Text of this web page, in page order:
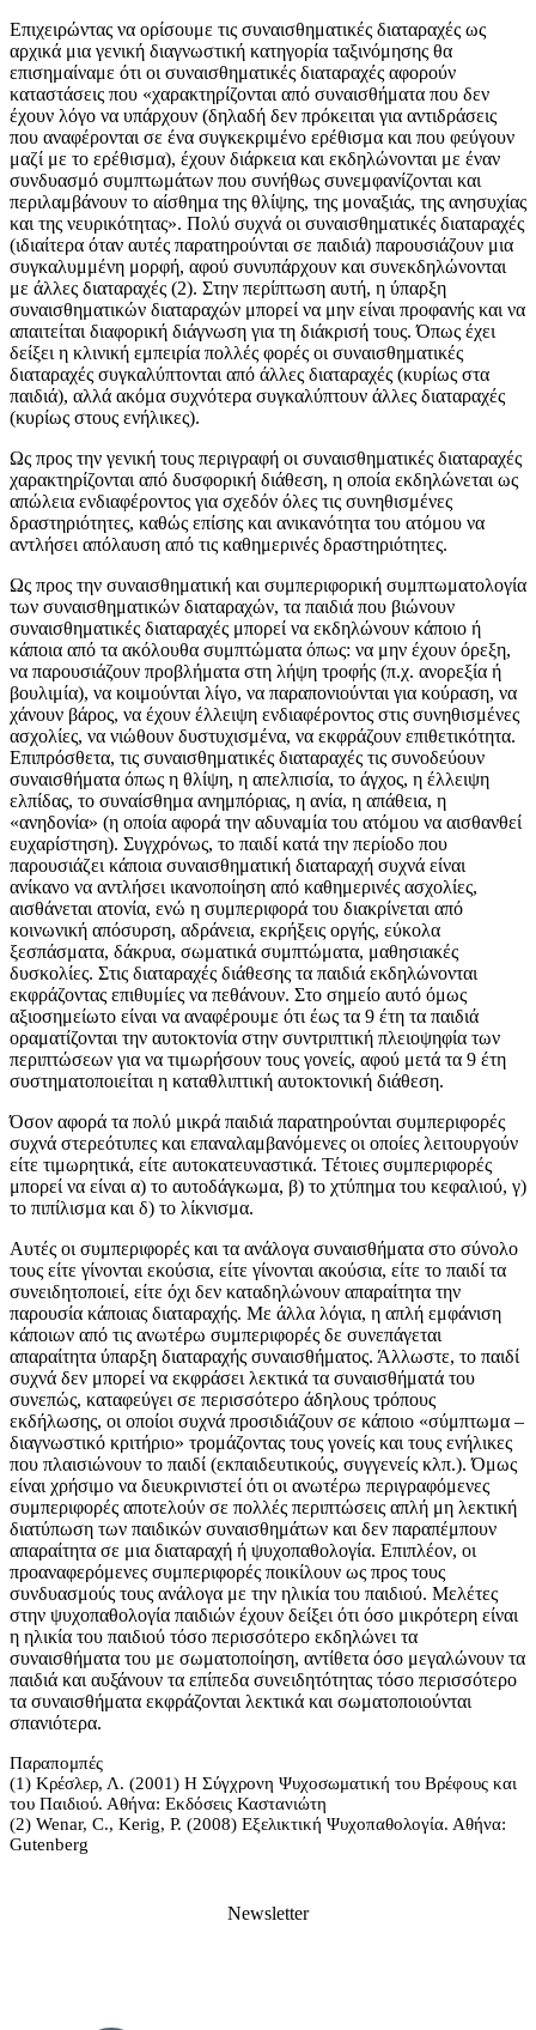
Επιχειρώντας να ορίσουμε τις συναισθηματικές διαταραχές ως
αρχικά μια γενική διαγνωστική κατηγορία ταξινόμησης θα
επισημαίναμε ότι οι συναισθηματικές διαταραχές αφορούν
καταστάσεις που «χαρακτηρίζονται από συναισθήματα που δεν
έχουν λόγο να υπάρχουν (δηλαδή δεν πρόκειται για αντιδράσεις
που αναφέρονται σε ένα συγκεκριμένο ερέθισμα και που φεύγουν
μαζί με το ερέθισμα), έχουν διάρκεια και εκδηλώνονται με έναν
συνδυασμό συμπτωμάτων που συνήθως συνεμφανίζονται και
περιλαμβάνουν το αίσθημα της θλίψης, της μοναξιάς, της ανησυχίας
και της νευρικότητας». Πολύ συχνά οι συναισθηματικές διαταραχές
(ιδιαίτερα όταν αυτές παρατηρούνται σε παιδιά) παρουσιάζουν μια
συγκαλυμμένη μορφή, αφού συνυπάρχουν και συνεκδηλώνονται
με άλλες διαταραχές (2). Στην περίπτωση αυτή, η ύπαρξη
συναισθηματικών διαταραχών μπορεί να μην είναι προφανής και να
απαιτείται διαφορική διάγνωση για τη διάκρισή τους. Όπως έχει
δείξει η κλινική εμπειρία πολλές φορές οι συναισθηματικές
διαταραχές συγκαλύπτονται από άλλες διαταραχές (κυρίως στα
παιδιά), αλλά ακόμα συχνότερα συγκαλύπτουν άλλες διαταραχές
(κυρίως στους ενήλικες).
Ως προς την γενική τους περιγραφή οι συναισθηματικές διαταραχές
χαρακτηρίζονται από δυσφορική διάθεση, η οποία εκδηλώνεται ως
απώλεια ενδιαφέροντος για σχεδόν όλες τις συνηθισμένες
δραστηριότητες, καθώς επίσης και ανικανότητα του ατόμου να
αντλήσει απόλαυση από τις καθημερινές δραστηριότητες.
Ως προς την συναισθηματική και συμπεριφορική συμπτωματολογία
των συναισθηματικών διαταραχών, τα παιδιά που βιώνουν
συναισθηματικές διαταραχές μπορεί να εκδηλώνουν κάποιο ή
κάποια από τα ακόλουθα συμπτώματα όπως: να μην έχουν όρεξη,
να παρουσιάζουν προβλήματα στη λήψη τροφής (π.χ. ανορεξία ή
βουλιμία), να κοιμούνται λίγο, να παραπονιούνται για κούραση, να
χάνουν βάρος, να έχουν έλλειψη ενδιαφέροντος στις συνηθισμένες
ασχολίες, να νιώθουν δυστυχισμένα, να εκφράζουν επιθετικότητα.
Επιπρόσθετα, τις συναισθηματικές διαταραχές τις συνοδεύουν
συναισθήματα όπως η θλίψη, η απελπισία, το άγχος, η έλλειψη
ελπίδας, το συναίσθημα ανημπόριας, η ανία, η απάθεια, η
«ανηδονία» (η οποία αφορά την αδυναμία του ατόμου να αισθανθεί
ευχαρίστηση). Συγχρόνως, το παιδί κατά την περίοδο που
παρουσιάζει κάποια συναισθηματική διαταραχή συχνά είναι
ανίκανο να αντλήσει ικανοποίηση από καθημερινές ασχολίες,
αισθάνεται ατονία, ενώ η συμπεριφορά του διακρίνεται από
κοινωνική απόσυρση, αδράνεια, εκρήξεις οργής, εύκολα
ξεσπάσματα, δάκρυα, σωματικά συμπτώματα, μαθησιακές
δυσκολίες. Στις διαταραχές διάθεσης τα παιδιά εκδηλώνονται
εκφράζοντας επιθυμίες να πεθάνουν. Στο σημείο αυτό όμως
αξιοσημείωτο είναι να αναφέρουμε ότι έως τα 9 έτη τα παιδιά
οραματίζονται την αυτοκτονία στην συντριπτική πλειοψηφία των
περιπτώσεων για να τιμωρήσουν τους γονείς, αφού μετά τα 9 έτη
συστηματοποιείται η καταθλιπτική αυτοκτονική διάθεση.
Όσον αφορά τα πολύ μικρά παιδιά παρατηρούνται συμπεριφορές
συχνά στερεότυπες και επαναλαμβανόμενες οι οποίες λειτουργούν
είτε τιμωρητικά, είτε αυτοκατευναστικά. Τέτοιες συμπεριφορές
μπορεί να είναι α) το αυτοδάγκωμα, β) το χτύπημα του κεφαλιού, γ)
το πιπίλισμα και δ) το λίκνισμα.
Αυτές οι συμπεριφορές και τα ανάλογα συναισθήματα στο σύνολο
τους είτε γίνονται εκούσια, είτε γίνονται ακούσια, είτε το παιδί τα
συνειδητοποιεί, είτε όχι δεν καταδηλώνουν απαραίτητα την
παρουσία κάποιας διαταραχής. Με άλλα λόγια, η απλή εμφάνιση
κάποιων από τις ανωτέρω συμπεριφορές δε συνεπάγεται
απαραίτητα ύπαρξη διαταραχής συναισθήματος. Άλλωστε, το παιδί
συχνά δεν μπορεί να εκφράσει λεκτικά τα συναισθήματά του
συνεπώς, καταφεύγει σε περισσότερο άδηλους τρόπους
εκδήλωσης, οι οποίοι συχνά προσιδιάζουν σε κάποιο «σύμπτωμα –
διαγνωστικό κριτήριο» τρομάζοντας τους γονείς και τους ενήλικες
που πλαισιώνουν το παιδί (εκπαιδευτικούς, συγγενείς κλπ.). Όμως
είναι χρήσιμο να διευκρινιστεί ότι οι ανωτέρω περιγραφόμενες
συμπεριφορές αποτελούν σε πολλές περιπτώσεις απλή μη λεκτική
διατύπωση των παιδικών συναισθημάτων και δεν παραπέμπουν
απαραίτητα σε μια διαταραχή ή ψυχοπαθολογία. Επιπλέον, οι
προαναφερόμενες συμπεριφορές ποικίλουν ως προς τους
συνδυασμούς τους ανάλογα με την ηλικία του παιδιού. Μελέτες
στην ψυχοπαθολογία παιδιών έχουν δείξει ότι όσο μικρότερη είναι
η ηλικία του παιδιού τόσο περισσότερο εκδηλώνει τα
συναισθήματα του με σωματοποίηση, αντίθετα όσο μεγαλώνουν τα
παιδιά και αυξάνουν τα επίπεδα συνειδητότητας τόσο περισσότερο
τα συναισθήματα εκφράζονται λεκτικά και σωματοποιούνται
σπανιότερα.
Παραπομπές
(1) Κρέσλερ, Λ. (2001) Η Σύγχρονη Ψυχοσωματική του Βρέφους και
του Παιδιού. Αθήνα: Εκδόσεις Καστανιώτη
(2) Wenar, C., Kerig, P. (2008) Εξελικτική Ψυχοπαθολογία. Αθήνα:
Gutenberg
Newsletter